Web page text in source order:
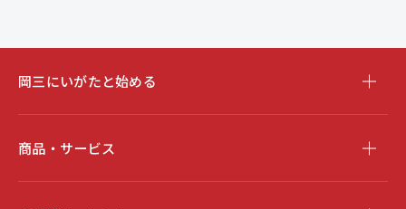
岡三にいがたと始める
商品・サービス